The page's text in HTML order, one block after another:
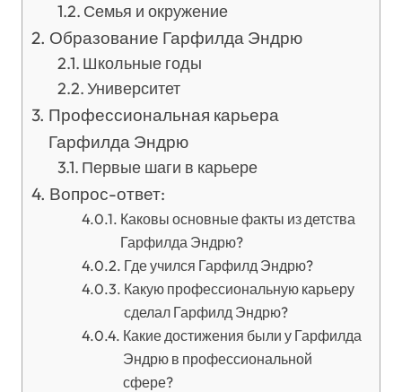
Семья и окружение
Образование Гарфилда Эндрю
Школьные годы
Университет
Профессиональная карьера
Гарфилда Эндрю
Первые шаги в карьере
Вопрос-ответ:
Каковы основные факты из детства
Гарфилда Эндрю?
Где учился Гарфилд Эндрю?
Какую профессиональную карьеру
сделал Гарфилд Эндрю?
Какие достижения были у Гарфилда
Эндрю в профессиональной
сфере?